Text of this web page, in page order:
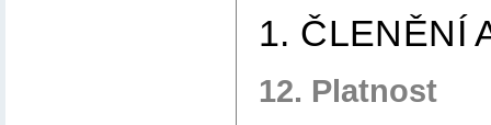
1. ČLENĚNÍ
12. Platnost